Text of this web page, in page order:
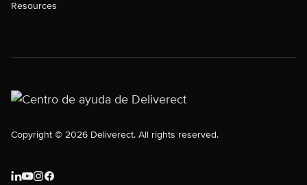
Resources
Copyright © 2026 Deliverect. All rights reserved.